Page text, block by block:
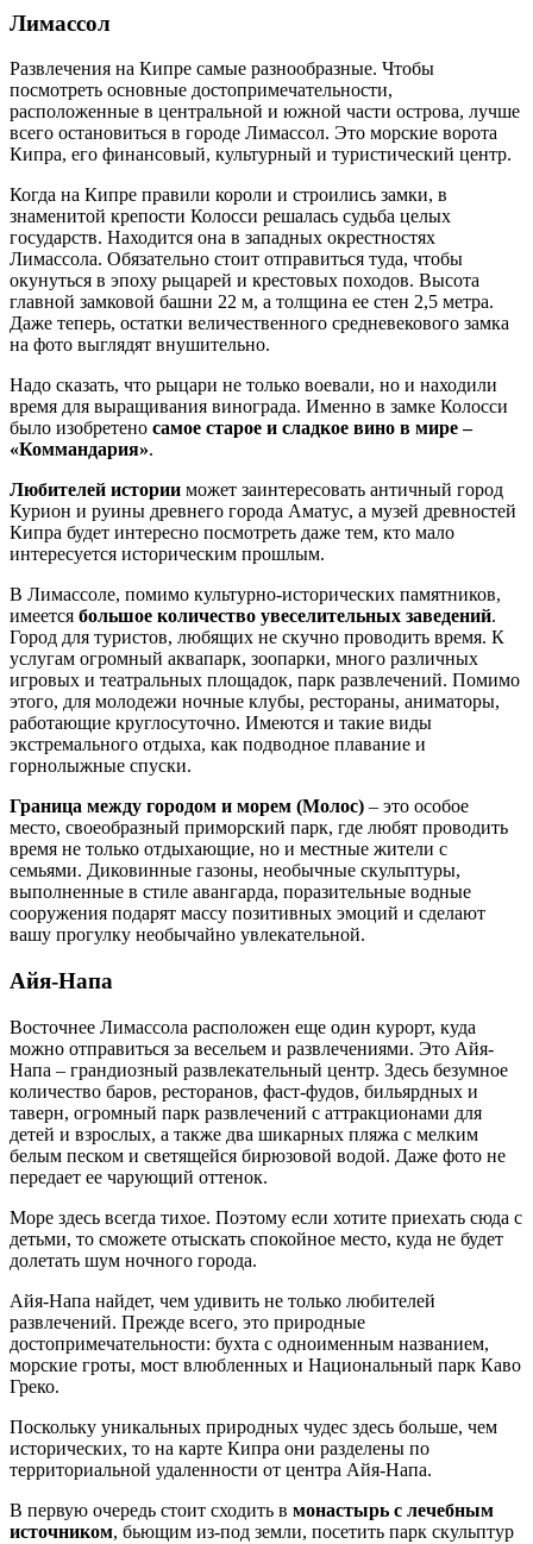
Лимассол
Развлечения на Кипре самые разнообразные. Чтобы
посмотреть основные достопримечательности,
расположенные в центральной и южной части острова, лучше
всего остановиться в городе Лимассол. Это морские ворота
Кипра, его финансовый, культурный и туристический центр.
Когда на Кипре правили короли и строились замки, в
знаменитой крепости Колосси решалась судьба целых
государств. Находится она в западных окрестностях
Лимассола. Обязательно стоит отправиться туда, чтобы
окунуться в эпоху рыцарей и крестовых походов. Высота
главной замковой башни 22 м, а толщина ее стен 2,5 метра.
Даже теперь, остатки величественного средневекового замка
на фото выглядят внушительно.
Надо сказать, что рыцари не только воевали, но и находили
время для выращивания винограда. Именно в замке Колосси
было изобретено самое старое и сладкое вино в мире –
«Коммандария».
Любителей истории может заинтересовать античный город
Курион и руины древнего города Аматус, а музей древностей
Кипра будет интересно посмотреть даже тем, кто мало
интересуется историческим прошлым.
В Лимассоле, помимо культурно-исторических памятников,
имеется большое количество увеселительных заведений.
Город для туристов, любящих не скучно проводить время. К
услугам огромный аквапарк, зоопарки, много различных
игровых и театральных площадок, парк развлечений. Помимо
этого, для молодежи ночные клубы, рестораны, аниматоры,
работающие круглосуточно. Имеются и такие виды
экстремального отдыха, как подводное плавание и
горнолыжные спуски.
Граница между городом и морем (Молос) – это особое
место, своеобразный приморский парк, где любят проводить
время не только отдыхающие, но и местные жители с
семьями. Диковинные газоны, необычные скульптуры,
выполненные в стиле авангарда, поразительные водные
сооружения подарят массу позитивных эмоций и сделают
вашу прогулку необычайно увлекательной.
Айя-Напа
Восточнее Лимассола расположен еще один курорт, куда
можно отправиться за весельем и развлечениями. Это Айя-
Напа – грандиозный развлекательный центр. Здесь безумное
количество баров, ресторанов, фаст-фудов, бильярдных и
таверн, огромный парк развлечений с аттракционами для
детей и взрослых, а также два шикарных пляжа с мелким
белым песком и светящейся бирюзовой водой. Даже фото не
передает ее чарующий оттенок.
Море здесь всегда тихое. Поэтому если хотите приехать сюда с
детьми, то сможете отыскать спокойное место, куда не будет
долетать шум ночного города.
Айя-Напа найдет, чем удивить не только любителей
развлечений. Прежде всего, это природные
достопримечательности: бухта с одноименным названием,
морские гроты, мост влюбленных и Национальный парк Каво
Греко.
Поскольку уникальных природных чудес здесь больше, чем
исторических, то на карте Кипра они разделены по
территориальной удаленности от центра Айя-Напа.
В первую очередь стоит сходить в монастырь с лечебным
источником, бьющим из-под земли, посетить парк скульптур